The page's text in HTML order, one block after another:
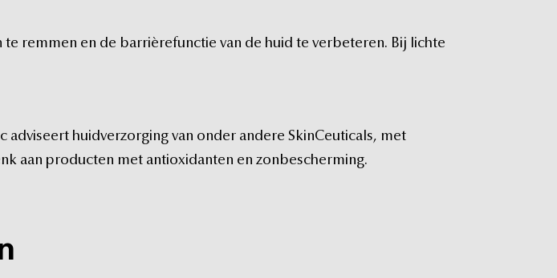
te remmen en de barrièrefunctie van de huid te verbeteren. Bij
lichte
adviseert huidverzorging van onder andere SkinCeuticals, met
aan producten met antioxidanten en zonbescherming.